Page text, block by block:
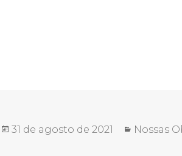
Publicado
31 de agosto de 2021 Nossas